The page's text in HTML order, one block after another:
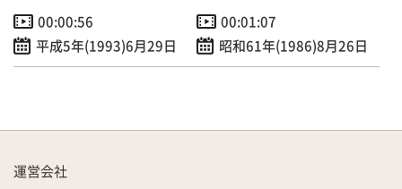
00:00:56
平成5年(1993)6月29日
00:01:07
昭和61年(1986)8月26日
運営会社